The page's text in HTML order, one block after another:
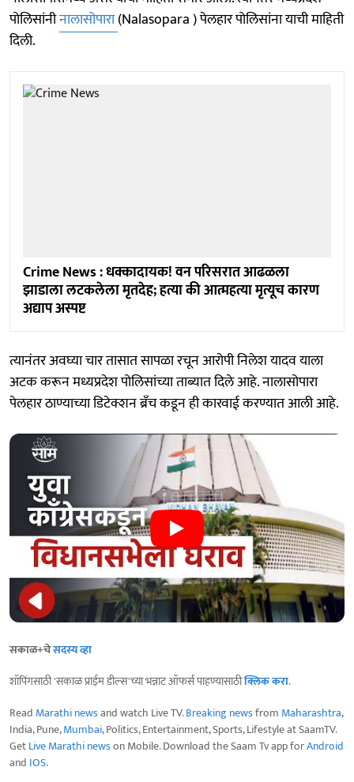
पोलिसांनीनालासोपारा(Nalasopara ) पेलहार पोलिसांना याची माहिती
दिली.
Crime News : धक्कादायक! वन परिसरात आढळला
झाडाला लटकलेला मृतदेह; हत्या की आत्महत्या मृत्यूच कारण
अद्याप अस्पष्ट
त्यानंतर अवघ्या चार तासात सापळा रचून आरोपी निलेश यादव याला
अटक करून मध्यप्रदेश पोलिसांच्या ताब्यात दिले आहे. नालासोपारा
पेलहार ठाण्याच्या डिटेक्शन ब्रँच कडून ही कारवाई करण्यात आली आहे.
सकाळ+चेसदस्य व्हा
शॉपिंगसाठी 'सकाळ प्राईम डील्स'च्या भन्नाट ऑफर्स पाहण्यासाठीक्लिक करा.
Read Marathi newsand watch Live TV.Breaking newsfrom Maharashtra,
India, Pune,Mumbai, Politics, Entertainment, Sports, Lifestyle at SaamTV.
GetLive Marathi newson Mobile. Download the Saam Tv app forAndroid
and IOS.